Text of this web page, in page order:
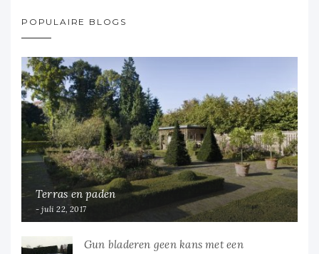
POPULAIRE BLOGS
Terras en paden
juli 22, 2017
Gun bladeren geen kans met een